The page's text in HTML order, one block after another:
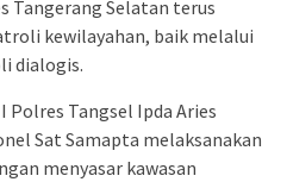
Tangerang Selatan terus
kewilayahan, baik melalui
dialogis.
Polres Tangsel Ipda Aries
Sat Samapta melaksanakan
menyasar kawasan